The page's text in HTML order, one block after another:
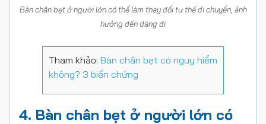
Bàn chân bẹt ở người lớn có thể làm thay đổi tư thế di chuyển, ảnh
hưởng đến dáng đi
Tham khảo: Bàn chân bẹt có nguy hiểm
không? 3 biến chứng
4. Bàn chân bẹt ở người lớn có